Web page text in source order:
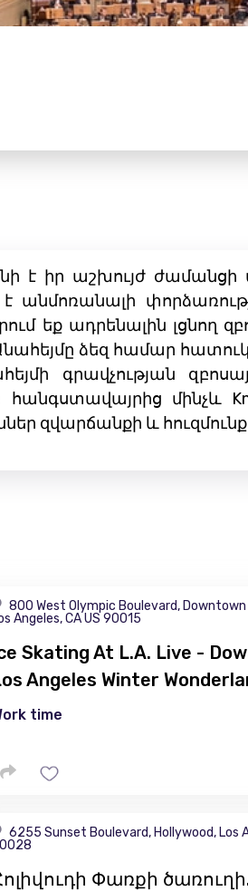
է իր աշխույժ
անմոռանալի
եք ադրենալին լցնող
ձեզ համար
գրավչության
հանգստավայրից մինչև
զվարճանքի և
800 West Olympic Boulevard, Downtown
Angeles, CA US 90015
Skating At L.A. Live -
Angeles Winter
time
6255 Sunset Boulevard, Hollywood, Los
Փառքի